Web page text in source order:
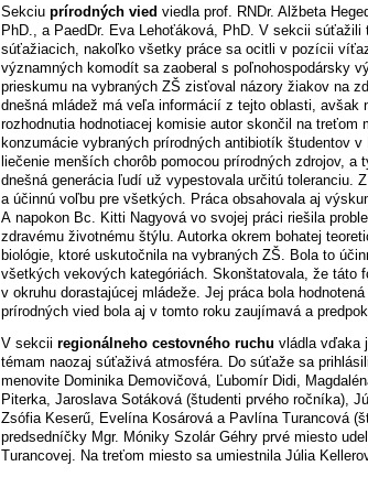
Sekciu prírodných vied viedla prof. RNDr. Alžbeta
PhD., a PaedDr. Eva Lehoťáková, PhD. V sekcii
súťažiacich, nakoľko všetky práce sa ocitli v pozícii
významných komodít sa zaoberal s poľnohospodársky
prieskumu na vybraných ZŠ zisťoval názory žiakov na
dnešná mládež má veľa informácií z tejto oblasti,
rozhodnutia hodnotiacej komisie autor skončil na
konzumácie vybraných prírodných antibiotík študentov
liečenie menších chorôb pomocou prírodných zdrojov,
dnešná generácia ľudí už vypestovala určitú toleranciu.
a účinnú voľbu pre všetkých. Práca obsahovala aj
A napokon Bc. Kitti Nagyová vo svojej práci riešila
zdravému životnému štýlu. Autorka okrem bohatej
biológie, ktoré uskutočnila na vybraných ZŠ. Bola to
všetkých vekových kategóriách. Skonštatovala, že táto
v okruhu dorastajúcej mládeže. Jej práca bola
prírodných vied bola aj v tomto roku zaujímavá a
V sekcii regionálneho cestovného ruchu vládla vďaka
témam naozaj súťaživá atmosféra. Do súťaže sa
menovite Dominika Demovičová, Ľubomír Didi,
Piterka, Jaroslava Sotáková (študenti prvého ročníka),
Zsófia Keserű, Evelína Kosárová a Pavlína Turancová
predsedníčky Mgr. Móniky Szolár Géhry prvé miesto
Turancovej. Na treťom miesto sa umiestnila Júlia